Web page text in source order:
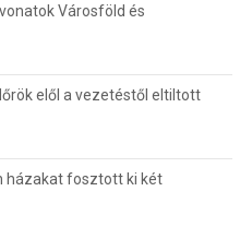
Városföld és
elől a vezetéstől eltiltott
házakat fosztott ki két